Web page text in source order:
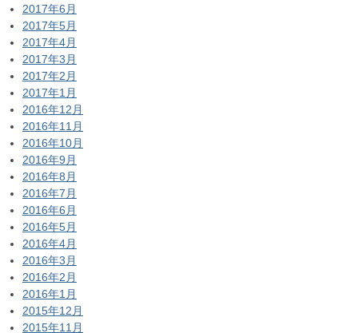
2017年6月
2017年5月
2017年4月
2017年3月
2017年2月
2017年1月
2016年12月
2016年11月
2016年10月
2016年9月
2016年8月
2016年7月
2016年6月
2016年5月
2016年4月
2016年3月
2016年2月
2016年1月
2015年12月
2015年11月